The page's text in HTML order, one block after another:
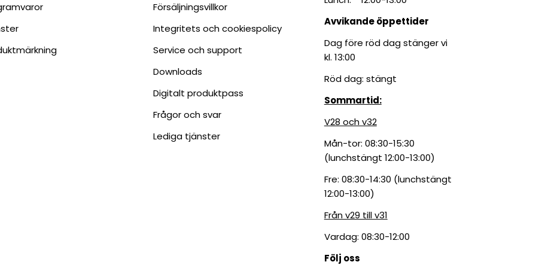
Försäljningsvillkor
Integritets och cookiespolicy
Service och support
Downloads
Digitalt produktpass
Frågor och svar
Lediga tjänster
Avvikande öppettider
Dag före röd dag stänger vi
kl. 13:00
Röd dag: stängt
Sommartid:
V28 och v32
Mån-tor: 08:30-15:30
(lunchstängt 12:00-13:00)
Fre: 08:30-14:30 (lunchstängt
12:00-13:00)
Från v29 till v31
Vardag: 08:30-12:00
Följ oss